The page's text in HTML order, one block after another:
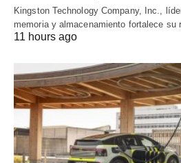
Kingston Technology Company, Inc.,
memoria y almacenamiento fortalece su
11 hours ago